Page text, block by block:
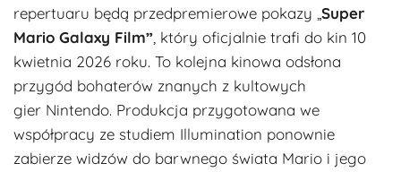
repertuaru będą przedpremierowe pokazy „ Super
Mario Galaxy Film” , który oficjalnie trafi do kin 10
kwietnia 2026 roku. To kolejna kinowa odsłona
przygód bohaterów znanych z kultowych
gier Nintendo. Produkcja przygotowana we
współpracy ze studiem Illumination ponownie
zabierze widzów do barwnego świata Mario i jego